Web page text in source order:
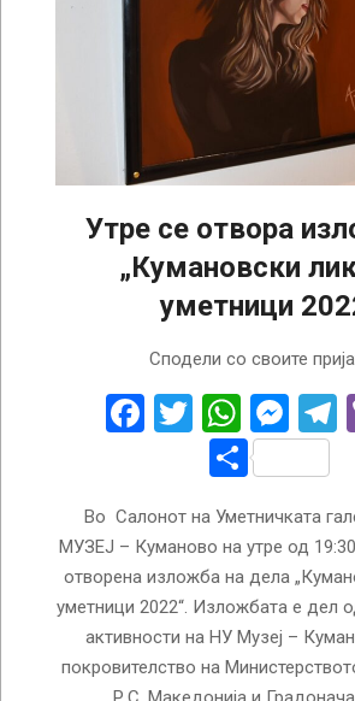
Утре се отвора
„Кумановски
уметници
Сподели со своите
Facebook
Twitter
Share
Во Салонот на Уметничката
МУЗЕЈ – Куманово на утре од
отворена изложба на дела
уметници 2022“. Изложбата е дел
активности на НУ Музеј –
покровителство на